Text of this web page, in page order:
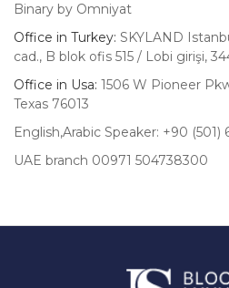
Binary by Omniyat
Office in Turkey: SKYLAND
cad., B blok ofis 515 / Lobi girişi,
Office in Usa: 1506 W Pioneer
Texas 76013
English,Arabic Speaker: +90 (501)
UAE branch 00971 504738300